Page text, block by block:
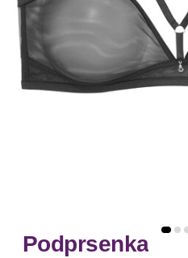
Podprsenka